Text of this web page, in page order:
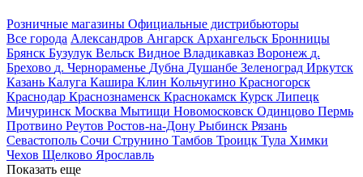
Розничные магазины Официальные дистрибьюторы
Все города Александров Ангарск Архангельск Бронницы
Брянск Бузулук Вельск Видное Владикавказ Воронеж д.
Брехово д. Чернораменье Дубна Душанбе Зеленоград Иркутск
Казань Калуга Кашира Клин Кольчугино Красногорск
Краснодар Краснознаменск Краснокамск Курск Липецк
Мичуринск Москва Мытищи Новомосковск Одинцово Пермь
Протвино Реутов Ростов-на-Дону Рыбинск Рязань
Севастополь Сочи Струнино Тамбов Троицк Тула Химки
Чехов Щелково Ярославль
Показать еще